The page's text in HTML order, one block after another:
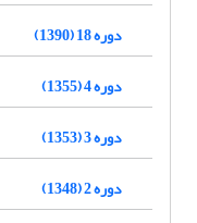
دوره 18 (1390)
دوره 4 (1355)
دوره 3 (1353)
دوره 2 (1348)